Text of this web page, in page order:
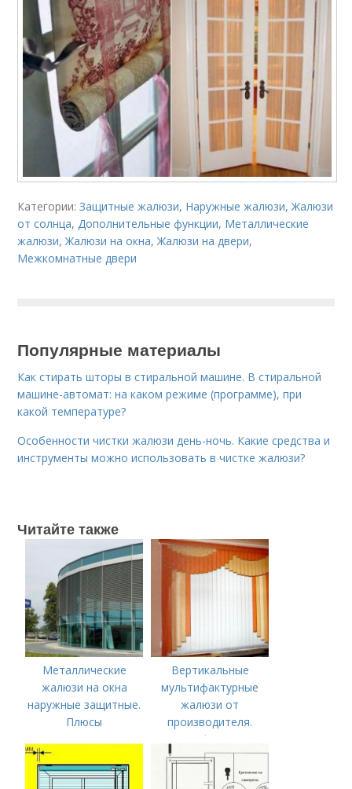
Категории:Защитные жалюзи, Наружные жалюзи,Жалюзи
от солнца,Дополнительные функции, Металлические
жалюзи,Жалюзи на окна,Жалюзи на двери,
Межкомнатные двери
Популярные материалы
Как стирать шторы в стиральной машине. В стиральной
машине-автомат: на каком режиме (программе), при
какой температуре?
Особенности чистки жалюзи день-ночь. Какие средства и
инструменты можно использовать в чистке жалюзи?
Читайте также
Металлические
жалюзи на окна
наружные защитные.
Плюсы
защитных жалюзи
Вертикальные
мультифактурные
жалюзи от
производителя.
Мультифактурные
жалюзи